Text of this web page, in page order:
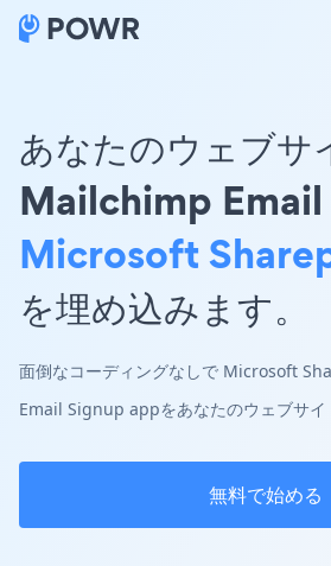
あなたのウェブサ
Mailchimp
Microsoft
を埋め込みます。
面倒なコーディングなしで Microsoft
Email Signup appをあなたのウェブサイ
無料で始める